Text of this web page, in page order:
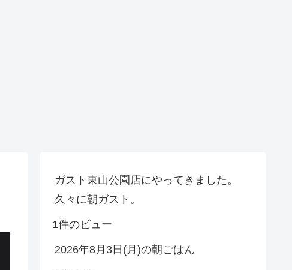
ガスト東山公園店にやってきました。
久々に朝ガスト。
1件のビュー
2026年8月3日(月)の朝ごはん